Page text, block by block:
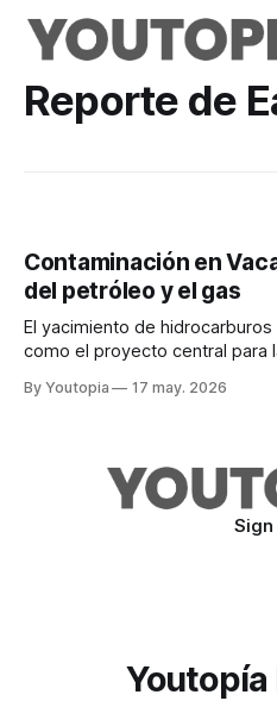
Reporte de
Contaminación en
del petróleo y el gas
El yacimiento de
como el proyecto central para
By Youtopia 17 may. 2026
Sign
Youtopía